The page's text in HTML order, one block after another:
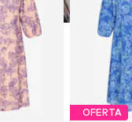
OFERTA